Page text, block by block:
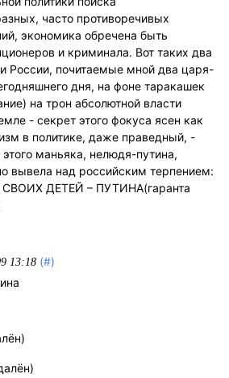
часто противоречивых
экономика обречена быть
и криминала. Вот таких два
России, почитаемые мной два царя-
дня, на фоне таракашек
на трон абсолютной власти
- секрет этого фокуса ясен как
в политике, даже праведный, -
маньяка, нелюдя-путина,
вывела над российским терпением:
ДЕТЕЙ – ПУТИНА(гаранта
13:18 (#)